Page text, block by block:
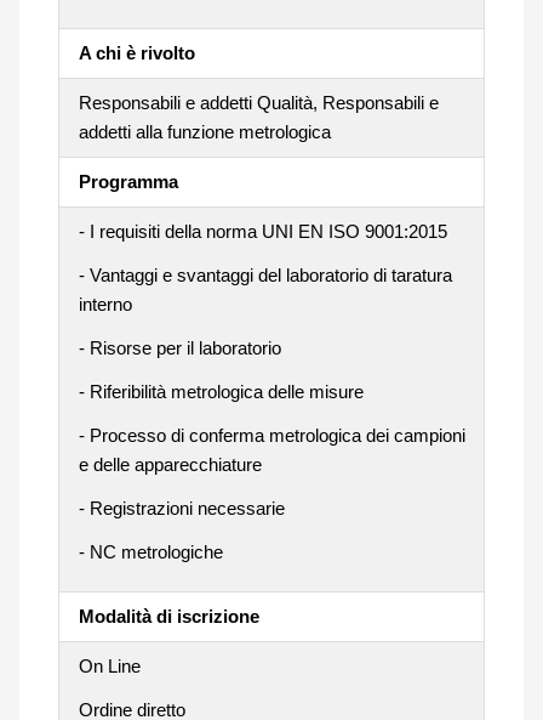
A chi è rivolto
Responsabili e addetti Qualità, Responsabili e
addetti alla funzione metrologica
Programma
- I requisiti della norma UNI EN ISO 9001:2015
- Vantaggi e svantaggi del laboratorio di taratura
interno
- Risorse per il laboratorio
- Riferibilità metrologica delle misure
- Processo di conferma metrologica dei campioni
e delle apparecchiature
- Registrazioni necessarie
- NC metrologiche
Modalità di iscrizione
On Line
Ordine diretto